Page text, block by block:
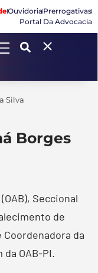
OuvidoriaPrerrogativas
Portal Da Advocacia
Silva
Borges
Seccional
de
Coordenadora da
OAB-PI.